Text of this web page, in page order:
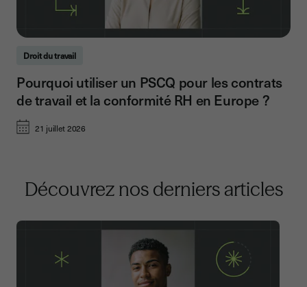
Droit du travail
21 juillet 2026
Pourquoi utiliser un PSCQ pour les contrats
de travail et la conformité RH en Europe ?
Découvrez nos derniers articles